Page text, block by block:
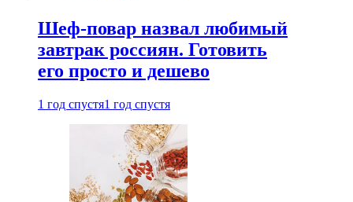
Шеф-повар назвал любимый
завтрак россиян. Готовить
его просто и дешево
1 год спустя1 год спустя